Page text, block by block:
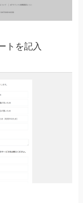
トを記入